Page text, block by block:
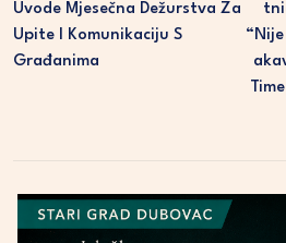
Uvode Mjesečna Dežurstva Za
Upite I Komunikaciju S
Građanima